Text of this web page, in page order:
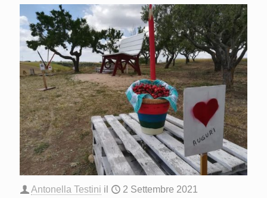
Antonella Testini il 2 Settembre 2021